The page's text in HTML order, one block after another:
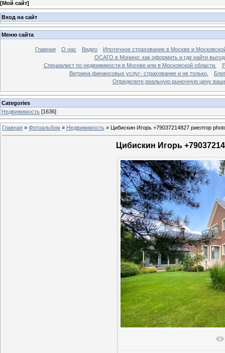
[Мой сайт]
Вход на сайт
Меню сайта
Главная О нас Видео
Ипотечное страхование в Москве и
ОСАГО в Монино: как оформить и где найти
Специалист по недвижимости в Москве или в Московской области.
Витрина финансовых услуг- страхование и не только.
Блог
Определите реальную рыночную цену
Categories
Недвижимость [1636]
Главная » Фотоальбом » Недвижимость » Цибискин Игорь +79037214827 риелтор
Цибискин Игорь
В